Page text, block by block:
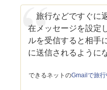
旅行などですぐに
在メッセージを設定
ルを受信すると相手
に送信されるように
できるネットのGmailで旅